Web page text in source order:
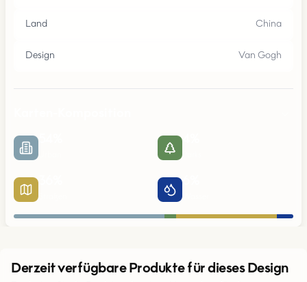
Land China
Design Van Gogh
Derzeit verfügbare Produkte für dieses Design